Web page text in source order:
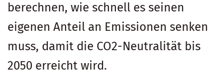
berechnen, wie schnell es seinen
eigenen Anteil an Emissionen senken
muss, damit die CO2-Neutralität bis
2050 erreicht wird.